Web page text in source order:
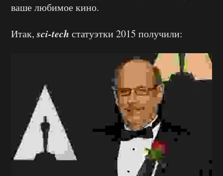
ваше любимое кино.
Итак,sci-tech статуэтки 2015 получили: